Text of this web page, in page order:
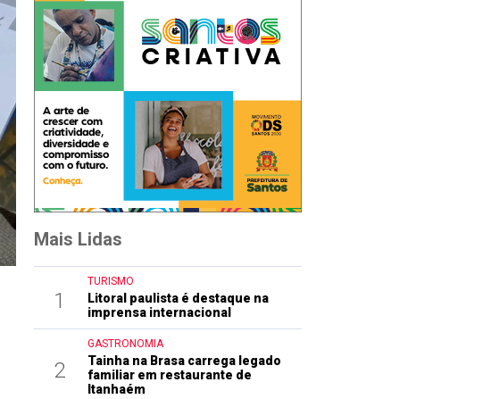
Mais Lidas
1
TURISMO
Litoral paulista é destaque na
imprensa internacional
2
GASTRONOMIA
Tainha na Brasa carrega legado
familiar em restaurante de
Itanhaém